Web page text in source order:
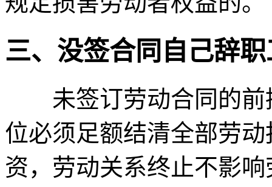
三、没签合同自己辞
未签订劳动合同的前
位必须足额结清全部劳
资，劳动关系终止不影